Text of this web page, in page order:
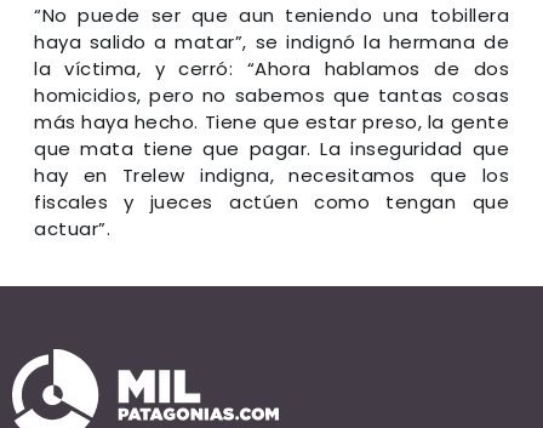
“No puede ser que aun teniendo una tobillera
haya salido a matar”, se indignó la hermana de
la víctima, y cerró: “Ahora hablamos de dos
homicidios, pero no sabemos que tantas cosas
más haya hecho. Tiene que estar preso, la gente
que mata tiene que pagar. La inseguridad que
hay en Trelew indigna, necesitamos que los
fiscales y jueces actúen como tengan que
actuar”.